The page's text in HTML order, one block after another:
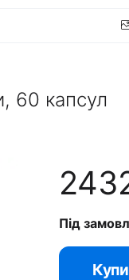
60 капсул
Під